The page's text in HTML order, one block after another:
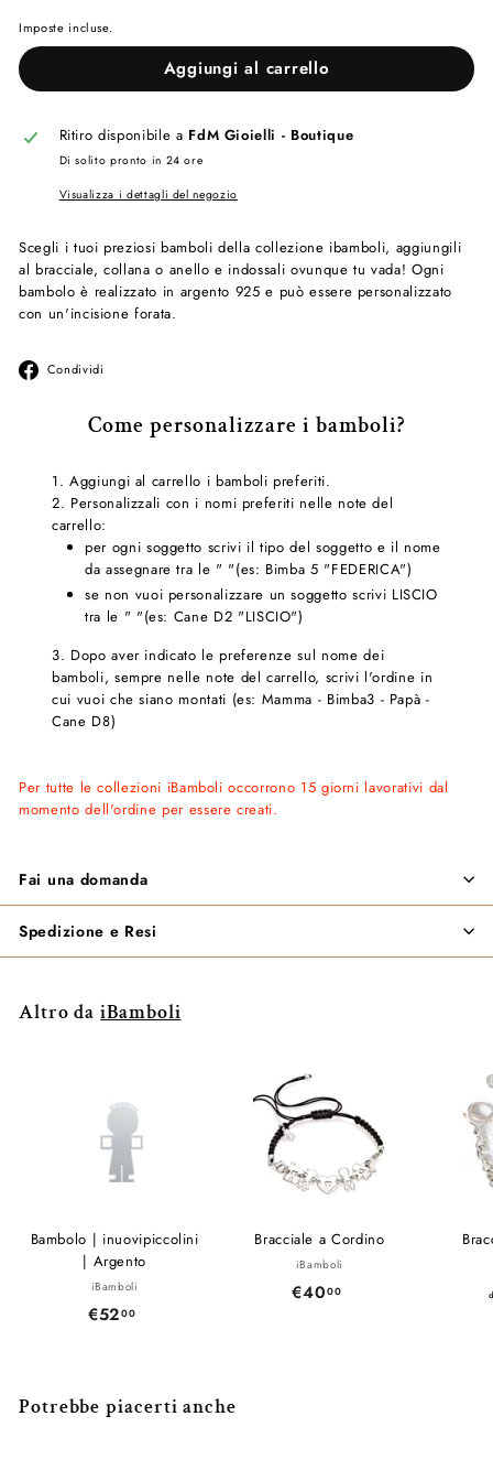
Imposte incluse.
Aggiungi al carrello
Ritiro disponibile a FdM Gioielli - Boutique
Di solito pronto in 24 ore
Visualizza i dettagli del negozio
Scegli i tuoi preziosi bamboli della collezione ibamboli, aggiungili
al bracciale, collana o anello e indossali ovunque tu vada! Ogni
bambolo è realizzato in argento 925 e può essere personalizzato
con un'incisione forata.
Condividi
Come personalizzare i bamboli?
1. Aggiungi al carrello i bamboli preferiti.
2. Personalizzali con i nomi preferiti nelle note del
carrello:
per ogni soggetto scrivi il tipo del soggetto e il nome
da assegnare tra le " "(es: Bimba 5 "FEDERICA")
se non vuoi personalizzare un soggetto scrivi LISCIO
tra le " "(es: Cane D2 "LISCIO")
3. Dopo aver indicato le preferenze sul nome dei
bamboli, sempre nelle note del carrello, scrivi l'ordine in
cui vuoi che siano montati (es: Mamma - Bimba3 - Papà -
Cane D8)
Per tutte le collezioni iBamboli occorrono 15 giorni lavorativi dal
momento dell'ordine per essere creati.
Fai una domanda
Spedizione e Resi
Altro daiBamboli
Bambolo | inuovipiccolini
| Argento
iBamboli
€5200
0
Bracciale a Cordino
iBamboli
€4000
Potrebbe piacerti anche